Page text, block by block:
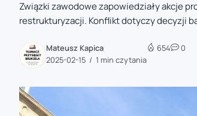
zaobserwuj nas
zaobserwuj nas
zaobserwuj nas
Związki zawodowe zapowiedziały akcje
restrukturyzacji. Konflikt dotyczy decyzji
Mateusz Kapica
2025-02-15
1 min czytania
654 0